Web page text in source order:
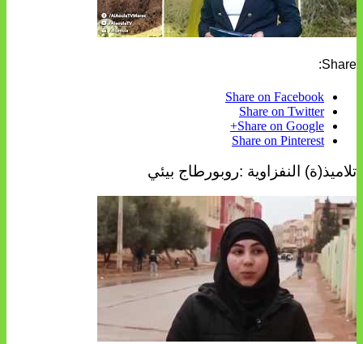
Share:
Share on Facebook
Share on Twitter
Share on Google+
Share on Pinterest
تلاميذ(ة) النفزاوية :روبورطاج بيئي